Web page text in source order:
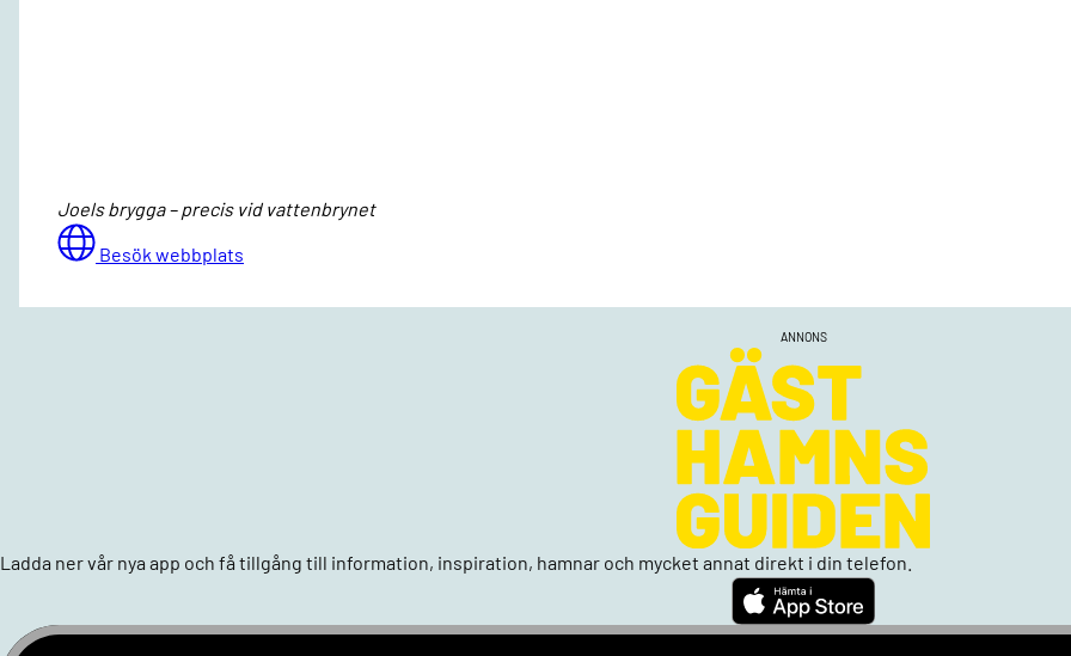
Joels brygga – precis vid vattenbrynet
Besök webbplats
ANNONS
Ladda ner vår nya app och få tillgång till information, inspiration, hamnar och mycket annat direkt i din telefon.